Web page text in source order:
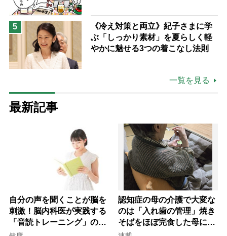
5
《冷え対策と両立》紀子さまに学
ぶ「しっかり素材」を夏らしく軽
やかに魅せる3つの着こなし法則
一覧を見る
最新記事
自分の声を聞くことが脳を
刺激！脳内科医が実践する
「音読トレーニング」の極
意
認知症の母の介護で大変な
のは「入れ歯の管理」焼き
そばをほぼ完食した母に息
子が血の気が引いた理由